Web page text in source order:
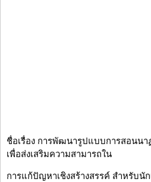
ชื่อเรื่อง การพัฒนารูปแบบการสอนน
เพื่อส่งเสริมความสามารถใน
การแก้ปัญหาเชิงสร้างสรรค์ สำหรับ